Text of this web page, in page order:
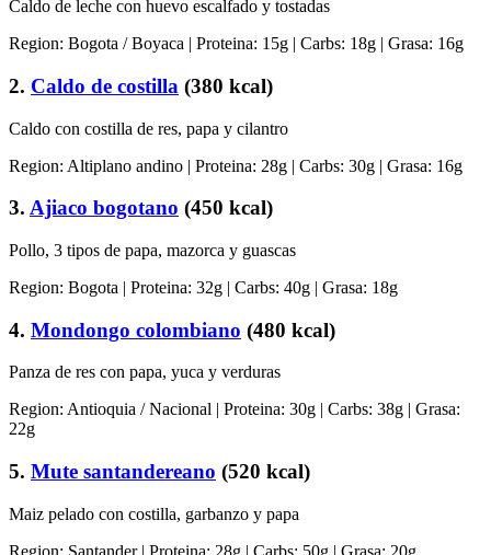
Caldo de leche con huevo escalfado y tostadas
Region: Bogota / Boyaca | Proteina: 15g | Carbs: 18g | Grasa: 16g
2. Caldo de costilla (380 kcal)
Caldo con costilla de res, papa y cilantro
Region: Altiplano andino | Proteina: 28g | Carbs: 30g | Grasa: 16g
3. Ajiaco bogotano (450 kcal)
Pollo, 3 tipos de papa, mazorca y guascas
Region: Bogota | Proteina: 32g | Carbs: 40g | Grasa: 18g
4. Mondongo colombiano (480 kcal)
Panza de res con papa, yuca y verduras
Region: Antioquia / Nacional | Proteina: 30g | Carbs: 38g | Grasa:
22g
5. Mute santandereano (520 kcal)
Maiz pelado con costilla, garbanzo y papa
Region: Santander| Proteina: 28g | Carbs: 50g | Grasa: 20g